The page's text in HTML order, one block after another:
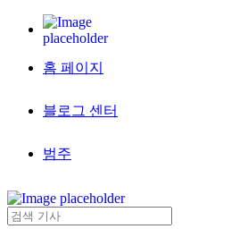
홈 페이지
블로그 센터
범주